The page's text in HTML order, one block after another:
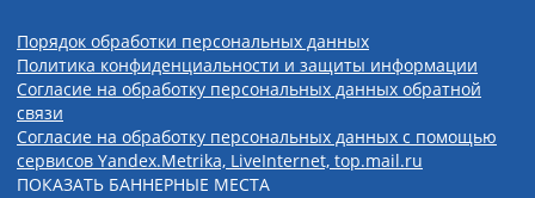
Порядок обработки персональных данных
Политика конфиденциальности и защиты информации
Согласие на обработку персональных данных обратной
связи
Согласие на обработку персональных данных с помощью
сервисов Yandex.Metrika, LiveInternet, top.mail.ru
ПОКАЗАТЬ БАННЕРНЫЕ МЕСТА